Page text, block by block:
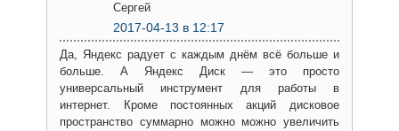
Сергей
2017-04-13 в 12:17
Да, Яндекс радует с каждым днём всё больше и
больше. А Яндекс Диск — это просто
универсальный инструмент для работы в
интернет. Кроме постоянных акций дисковое
пространство суммарно можно можно увеличить